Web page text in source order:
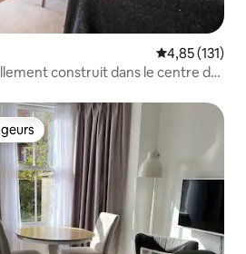
Évaluation
4,85 (131)
construit dans le centre de
les plus appréciés